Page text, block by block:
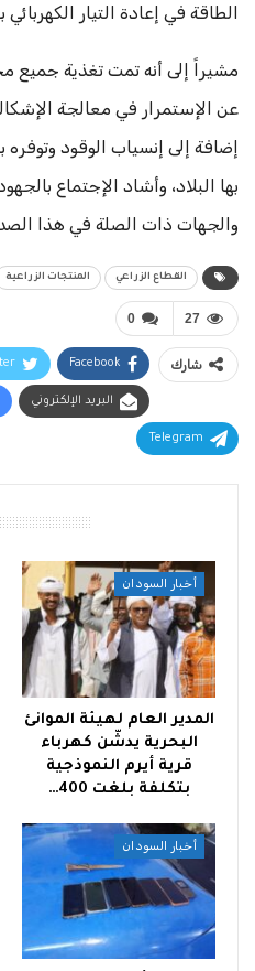
الطاقة في إعادة التيار الكهربائي
مشيراً إلى أنه تمت تغذية جميع
عن الإستمرار في معالجة
إضافة إلى إنسياب الوقود وتوفره
بها البلاد، وأشاد الإجتماع
والجهات ذات الصلة في هذا
القطاع الزراعي المنتجات الزراعية
0 27
شارك Facebook
البريد الإلكتروني
Telegram
أخبار السودان
المدير العام لهيئة الموانئ
البحرية يدشّن كهرباء
قرية أيرم النموذجية
بتكلفة بلغت 400…
أخبار السودان